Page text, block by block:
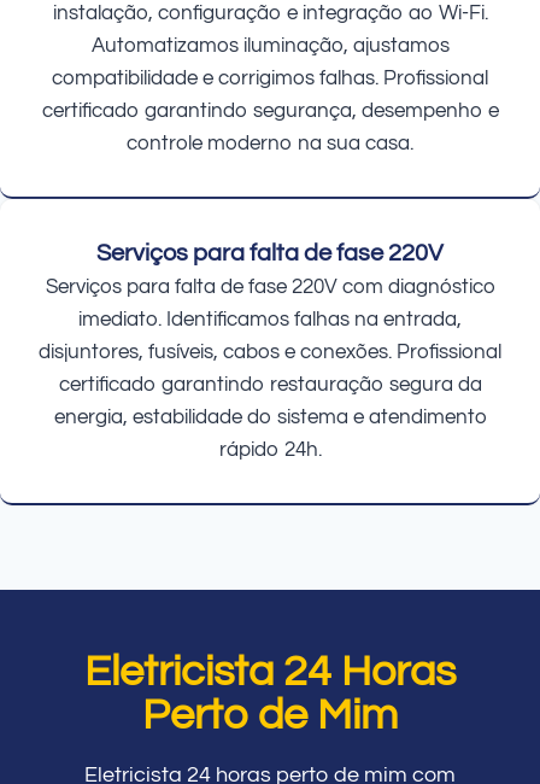
instalação, configuração e integração ao Wi-Fi.
Automatizamos iluminação, ajustamos
compatibilidade e corrigimos falhas. Profissional
certificado garantindo segurança, desempenho e
controle moderno na sua casa.
Serviços para falta de fase 220V
Serviços para falta de fase 220V com diagnóstico
imediato. Identificamos falhas na entrada,
disjuntores, fusíveis, cabos e conexões. Profissional
certificado garantindo restauração segura da
energia, estabilidade do sistema e atendimento
rápido 24h.
Eletricista 24 Horas
Perto de Mim
Eletricista 24 horas perto de mim com